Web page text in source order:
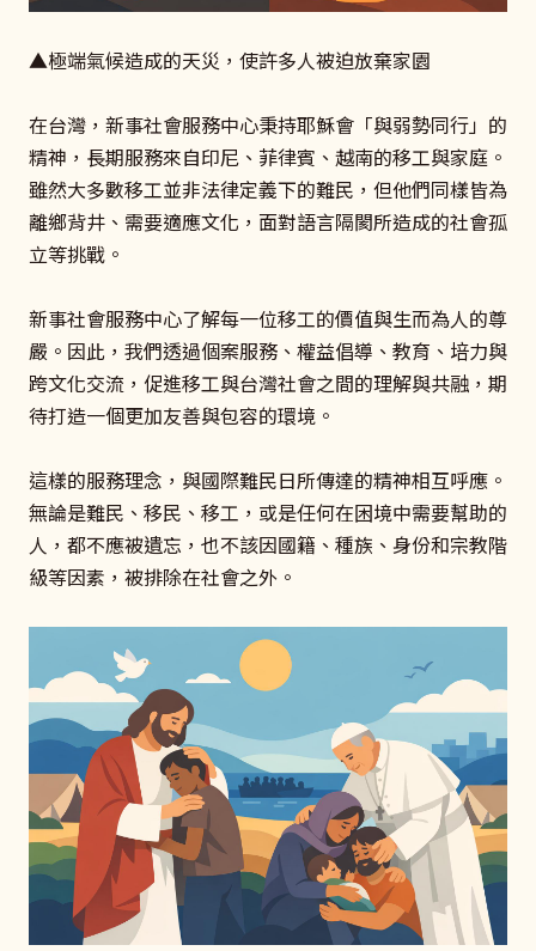
▲極端氣候造成的天災，使許多人被迫放棄家園
在台灣，新事社會服務中心秉持耶穌會「與弱勢同行」的
精神，長期服務來自印尼、菲律賓、越南的移工與家庭。
雖然大多數移工並非法律定義下的難民，但他們同樣皆為
離鄉背井、需要適應文化，面對語言隔閡所造成的社會孤
立等挑戰。
新事社會服務中心了解每一位移工的價值與生而為人的尊
嚴。因此，我們透過個案服務、權益倡導、教育、培力與
跨文化交流，促進移工與台灣社會之間的理解與共融，期
待打造一個更加友善與包容的環境。
這樣的服務理念，與國際難民日所傳達的精神相互呼應。
無論是難民、移民、移工，或是任何在困境中需要幫助的
人，都不應被遺忘，也不該因國籍、種族、身份和宗教階
級等因素，被排除在社會之外。